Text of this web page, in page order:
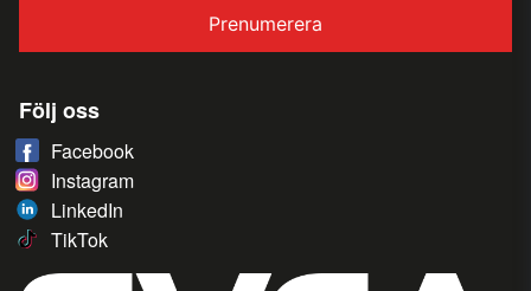
Prenumerera
Följ oss
Facebook
Instagram
LinkedIn
TikTok